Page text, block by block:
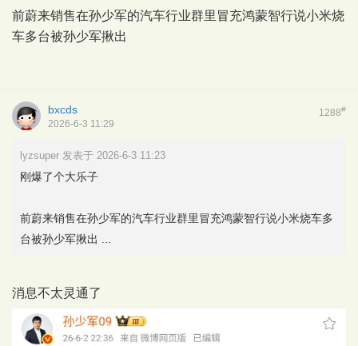
​前蔚来销售在孙少军的汽车行业群里冒充鸿蒙智行说小米烧
车多台被孙少军揪出
1288#
bxcds
2026-6-3 11:29
lyzsuper 发表于 2026-6-3 11:23
刚爆了个大乐子
​前蔚来销售在孙少军的汽车行业群里冒充鸿蒙智行说小米烧车多
台被孙少军揪出 ...
消息不太灵通了